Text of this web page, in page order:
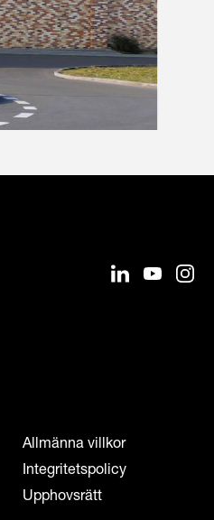
Allmänna villkor
Integritetspolicy
Upphovsrätt